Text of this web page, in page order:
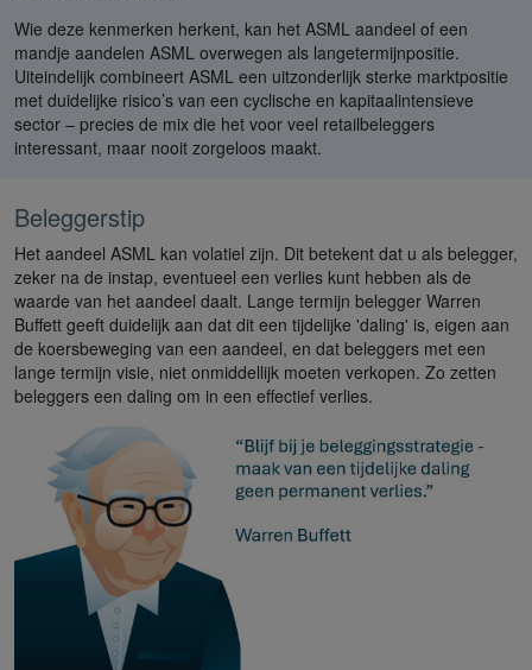
Wie deze kenmerken herkent, kan het ASML aandeel of een
mandje aandelen ASML overwegen als langetermijnpositie.
Uiteindelijk combineert ASML een uitzonderlijk sterke marktpositie
met duidelijke risico’s van een cyclische en kapitaalintensieve
sector – precies de mix die het voor veel retailbeleggers
interessant, maar nooit zorgeloos maakt.
Beleggerstip
Het aandeel ASML kan volatiel zijn. Dit betekent dat u als belegger,
zeker na de instap, eventueel een verlies kunt hebben als de
waarde van het aandeel daalt. Lange termijn belegger Warren
Buffett geeft duidelijk aan dat dit een tijdelijke 'daling' is, eigen aan
de koersbeweging van een aandeel, en dat beleggers met een
lange termijn visie, niet onmiddellijk moeten verkopen. Zo zetten
beleggers een daling om in een effectief verlies.